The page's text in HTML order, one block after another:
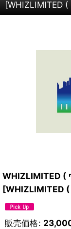
[WHIZLIMITED
WHIZLIMITED (
[WHIZLIMITED
販売価格: